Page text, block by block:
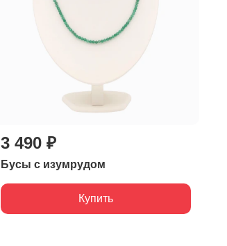
3 490 ₽
Бусы с изумрудом
Купить